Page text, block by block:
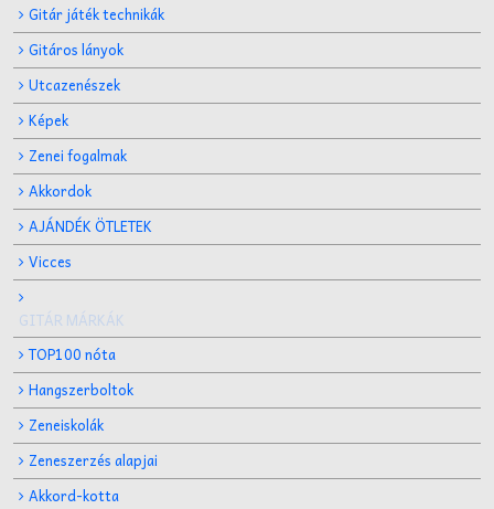
Gitár játék technikák
Gitáros lányok
Utcazenészek
Képek
Zenei fogalmak
Akkordok
AJÁNDÉK ÖTLETEK
Vicces
GITÁR MÁRKÁK
TOP100 nóta
Hangszerboltok
Zeneiskolák
Zeneszerzés alapjai
Akkord-kotta